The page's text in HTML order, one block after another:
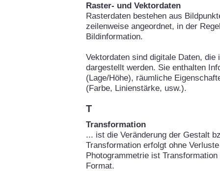
Raster- und Vektordaten
Rasterdaten bestehen aus
zeilenweise angeordnet, in der
Bildinformation.
Vektordaten sind digitale Daten,
dargestellt werden. Sie enthalten
(Lage/Höhe), räumliche
(Farbe, Linienstärke, usw.).
T
Transformation
... ist die Veränderung der Gestalt
Transformation erfolgt ohne
Photogrammetrie ist
Format.